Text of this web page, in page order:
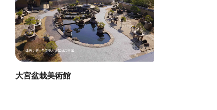
大宮盆栽美術館